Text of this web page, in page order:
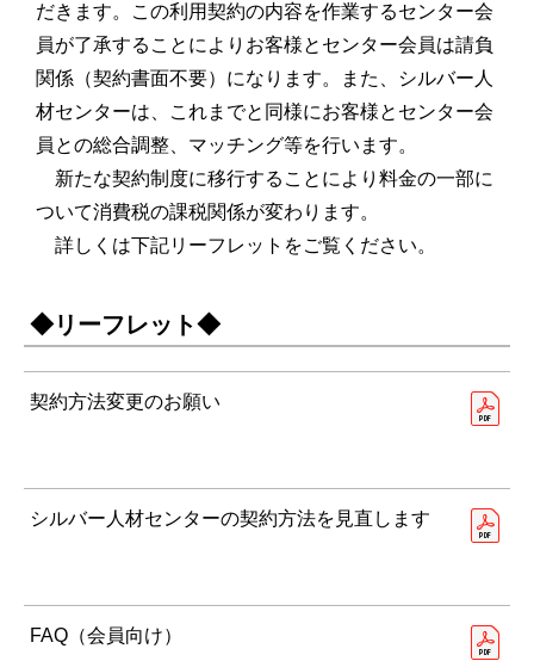
だきます。この利用契約の内容を作業するセンター会
員が了承することによりお客様とセンター会員は請負
関係（契約書面不要）になります。また、シルバー人
材センターは、これまでと同様にお客様とセンター会
員との総合調整、マッチング等を行います。
新たな契約制度に移行することにより料金の一部に
ついて消費税の課税関係が変わります。
詳しくは下記リーフレットをご覧ください。
◆リーフレット◆
契約方法変更のお願い
シルバー人材センターの契約方法を見直します
FAQ（会員向け）